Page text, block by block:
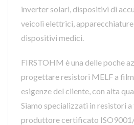
inverter solari, dispositivi di
veicoli elettrici,
dispositivi medici.
FIRSTOHM è una delle poche
progettare resistori MELF a
esigenze del cliente, con alta
Siamo specializzati in resistori
produttore certificato ISO9001/